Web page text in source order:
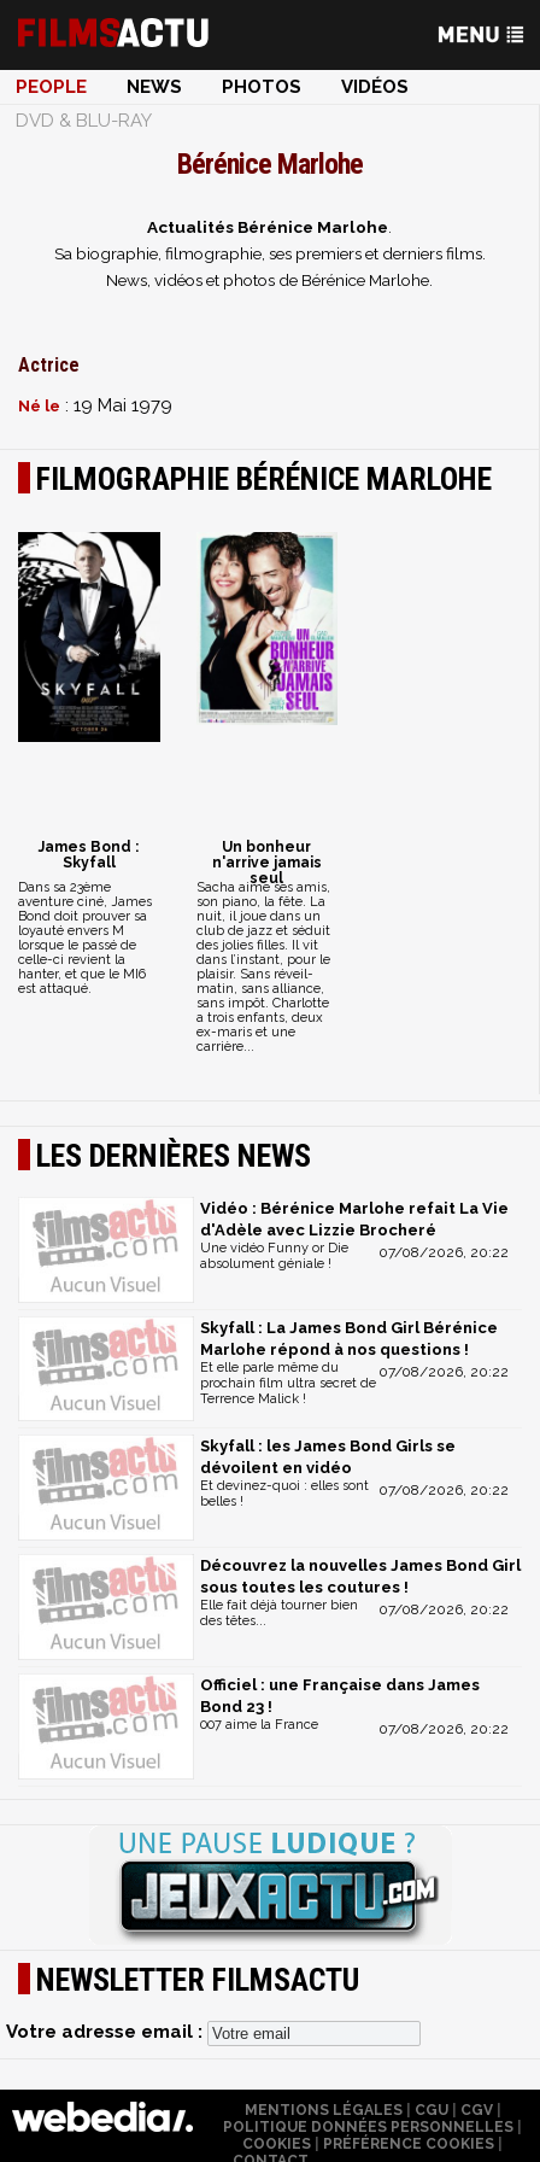
PEOPLE NEWS PHOTOS
VIDÉOS
DVD & BLU-RAY
Bérénice Marlohe
Actualités Bérénice Marlohe
Sa biographie, filmographie, ses premiers et derniers films.
News, vidéos et photos de Bérénice Marlohe.
Actrice
Né le : 19 Mai 1979
FILMOGRAPHIE BÉRÉNICE MARLOHE
James Bond :
Skyfall
Dans sa 23ème
aventure ciné, James
Bond doit prouver sa
loyauté envers M
lorsque le passé de
celle-ci revient la
hanter, et que le MI6
est attaqué.
Un bonheur
n'arrive jamais
seul
Sacha aime ses amis,
son piano, la fête. La
nuit, il joue dans un
club de jazz et séduit
des jolies filles. Il vit
dans l’instant, pour le
plaisir. Sans réveil-
matin, sans alliance,
sans impôt. Charlotte
a trois enfants, deux
ex-maris et une
carrière...
LES DERNIÈRES NEWS
Vidéo : Bérénice Marlohe refait La Vie
d'Adèle avec Lizzie Brocheré
07/08/2026, 20:22
Une vidéo Funny or Die
absolument géniale !
Skyfall : La James Bond Girl Bérénice
Marlohe répond à nos questions !
07/08/2026, 20:22
Et elle parle même du
prochain film ultra secret de
Terrence Malick !
Skyfall : les James Bond Girls se
dévoilent en vidéo
07/08/2026, 20:22
Et devinez-quoi : elles sont
belles !
Découvrez la nouvelles James Bond Girl
sous toutes les coutures !
07/08/2026, 20:22
Elle fait déjà tourner bien
des têtes...
Officiel : une Française dans James
Bond 23 !
07/08/2026, 20:22
007 aime la France
NEWSLETTER FILMSACTU
Votre adresse email :
MENTIONS LÉGALES| CGU| CGV|
POLITIQUE DONNÉES PERSONNELLES
COOKIES
PRÉFÉRENCE COOKIES